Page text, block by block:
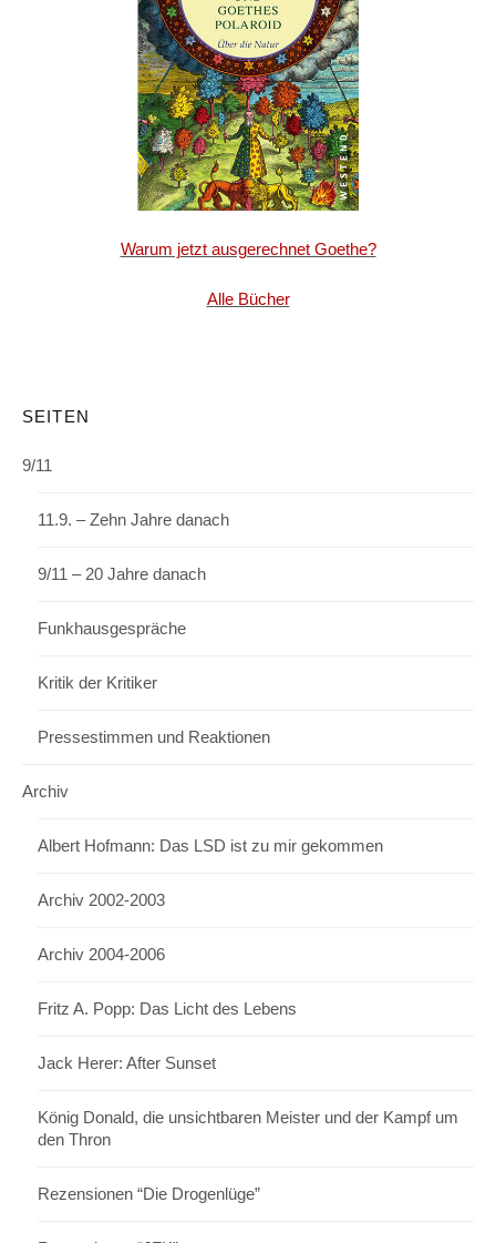
Warum jetzt ausgerechnet Goethe?
Alle Bücher
SEITEN
9/11
11.9. – Zehn Jahre danach
9/11 – 20 Jahre danach
Funkhausgespräche
Kritik der Kritiker
Pressestimmen und Reaktionen
Archiv
Albert Hofmann: Das LSD ist zu mir gekommen
Archiv 2002-2003
Archiv 2004-2006
Fritz A. Popp: Das Licht des Lebens
Jack Herer: After Sunset
König Donald, die unsichtbaren Meister und der Kampf um
den Thron
Rezensionen “Die Drogenlüge”